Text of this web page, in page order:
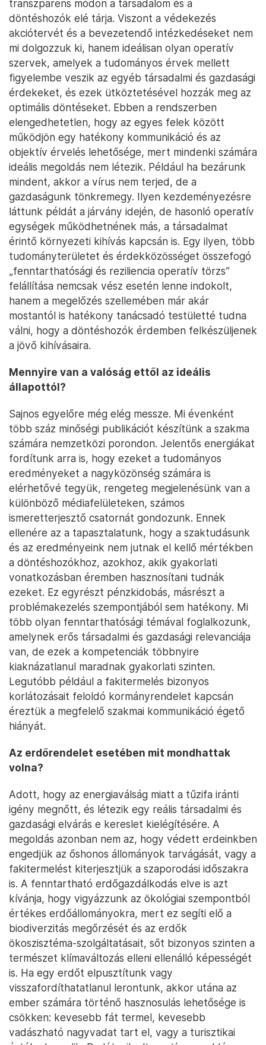
transzparens módon a társadalom és a
döntéshozók elé tárja. Viszont a védekezés
akciótervét és a bevezetendő intézkedéseket nem
mi dolgozzuk ki, hanem ideálisan olyan operatív
szervek, amelyek a tudományos érvek mellett
figyelembe veszik az egyéb társadalmi és gazdasági
érdekeket, és ezek ütköztetésével hozzák meg az
optimális döntéseket. Ebben a rendszerben
elengedhetetlen, hogy az egyes felek között
működjön egy hatékony kommunikáció és az
objektív érvelés lehetősége, mert mindenki számára
ideális megoldás nem létezik. Például ha bezárunk
mindent, akkor a vírus nem terjed, de a
gazdaságunk tönkremegy. Ilyen kezdeményezésre
láttunk példát a járvány idején, de hasonló operatív
egységek működhetnének más, a társadalmat
érintő környezeti kihívás kapcsán is. Egy ilyen, több
tudományterületet és érdekközösséget összefogó
„fenntarthatósági és reziliencia operatív törzs”
felállítása nemcsak vész esetén lenne indokolt,
hanem a megelőzés szellemében már akár
mostantól is hatékony tanácsadó testületté tudna
válni, hogy a döntéshozók érdemben felkészüljenek
a jövő kihívásaira.
Mennyire van a valóság ettől az ideális
állapottól?
Sajnos egyelőre még elég messze. Mi évenként
több száz minőségi publikációt készítünk a szakma
számára nemzetközi porondon. Jelentős energiákat
fordítunk arra is, hogy ezeket a tudományos
eredményeket a nagyközönség számára is
elérhetővé tegyük, rengeteg megjelenésünk van a
különböző médiafelületeken, számos
ismeretterjesztő csatornát gondozunk. Ennek
ellenére az a tapasztalatunk, hogy a szaktudásunk
és az eredményeink nem jutnak el kellő mértékben
a döntéshozókhoz, azokhoz, akik gyakorlati
vonatkozásban éremben hasznosítani tudnák
ezeket. Ez egyrészt pénzkidobás, másrészt a
problémakezelés szempontjából sem hatékony. Mi
több olyan fenntarthatósági témával foglalkozunk,
amelynek erős társadalmi és gazdasági relevanciája
van, de ezek a kompetenciák többnyire
kiaknázatlanul maradnak gyakorlati szinten.
Legutóbb például a fakitermelés bizonyos
korlátozásait feloldó kormányrendelet kapcsán
éreztük a megfelelő szakmai kommunikáció égető
hiányát.
Az erdőrendelet esetében mit mondhattak
volna?
Adott, hogy az energiaválság miatt a tűzifa iránti
igény megnőtt, és létezik egy reális társadalmi és
gazdasági elvárás e kereslet kielégítésére. A
megoldás azonban nem az, hogy védett erdeinkben
engedjük az őshonos állományok tarvágását, vagy a
fakitermelést kiterjesztjük a szaporodási időszakra
is. A fenntartható erdőgazdálkodás elve is azt
kívánja, hogy vigyázzunk az ökológiai szempontból
értékes erdőállományokra, mert ez segíti elő a
biodiverzitás megőrzését és az erdők
ökoszisztéma-szolgáltatásait, sőt bizonyos szinten a
természet klímaváltozás elleni ellenálló képességét
is. Ha egy erdőt elpusztítunk vagy
visszafordíthatatlanul lerontunk, akkor utána az
ember számára történő hasznosulás lehetősége is
csökken: kevesebb fát termel, kevesebb
vadászható nagyvadat tart el, vagy a turisztikai